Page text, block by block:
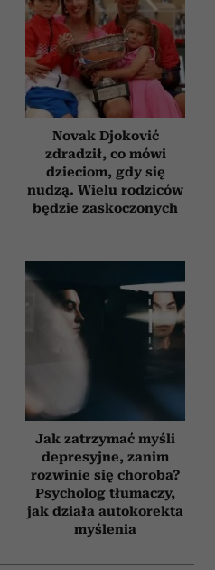
Novak Djoković
zdradził, co mówi
dzieciom, gdy się
nudzą. Wielu rodziców
będzie zaskoczonych
Jak zatrzymać myśli
depresyjne, zanim
rozwinie się choroba?
Psycholog tłumaczy,
jak działa autokorekta
myślenia